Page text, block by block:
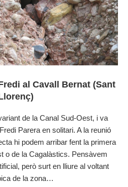
al Cavall Bernat (Sant
de la Canal Sud-Oest, i va
Parera en solitari. A la reunió
hi podem arribar fent la primera
o de la Cagalàstics. Pensàvem
però surt en lliure al voltant
de la zona…